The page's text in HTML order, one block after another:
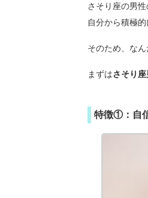
さそり座の男
自分から積極
そのため、な
まずはさそり
特徴①：自